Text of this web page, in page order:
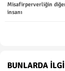
Misafirperverliğin diğer
insanı
BUNLARDA